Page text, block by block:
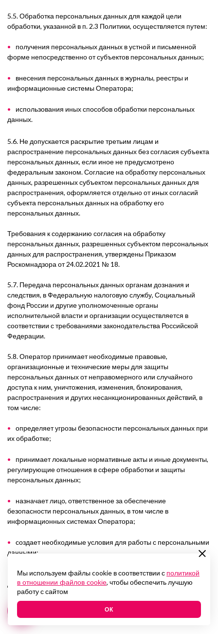
Мы используем файлы cookie в соответствии с политикой
в отношении файлов cookie, чтобы обеспечить лучшую
работу с сайтом
ОК
5.5. Обработка персональных данных для каждой цели
обработки, указанной в п. 2.3 Политики, осуществляется путем:
получения персональных данных в устной и письменной
форме непосредственно от субъектов персональных данных;
внесения персональных данных в журналы, реестры и
информационные системы Оператора;
использования иных способов обработки персональных
данных.
5.6. Не допускается раскрытие третьим лицам и
распространение персональных данных без согласия субъекта
персональных данных, если иное не предусмотрено
федеральным законом. Согласие на обработку персональных
данных, разрешенных субъектом персональных данных для
распространения, оформляется отдельно от иных согласий
субъекта персональных данных на обработку его
персональных данных.
Требования к содержанию согласия на обработку
персональных данных, разрешенных субъектом персональных
данных для распространения, утверждены Приказом
Роскомнадзора от 24.02.2021 № 18.
5.7. Передача персональных данных органам дознания и
следствия, в Федеральную налоговую службу, Социальный
фонд России и другие уполномоченные органы
исполнительной власти и организации осуществляется в
соответствии с требованиями законодательства Российской
Федерации.
5.8. Оператор принимает необходимые правовые,
организационные и технические меры для защиты
персональных данных от неправомерного или случайного
доступа к ним, уничтожения, изменения, блокирования,
распространения и других несанкционированных действий, в
том числе:
определяет угрозы безопасности персональных данных при
их обработке;
принимает локальные нормативные акты и иные документы,
регулирующие отношения в сфере обработки и защиты
персональных данных;
назначает лицо, ответственное за обеспечение
безопасности персональных данных, в том числе в
информационных системах Оператора;
создает необходимые условия для работы с персональными
данными;
организует учет документов, содержащих персональные
данные;
организует работу с информационными системами, в
которых обрабатываются персональные данные;